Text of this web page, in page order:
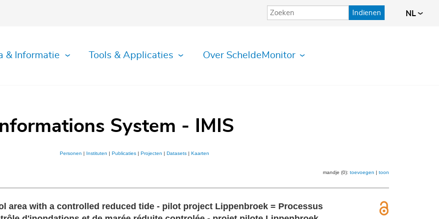
Indienen NL
& Informatie Tools & Applicaties Over ScheldeMonitor
System - IMIS
Personen Instituten Publicaties| Projecten Datasets| Kaarten
mandje (0): toevoegen | toon
area with a controlled reduced tide - pilot project Lippenbroek = Processus